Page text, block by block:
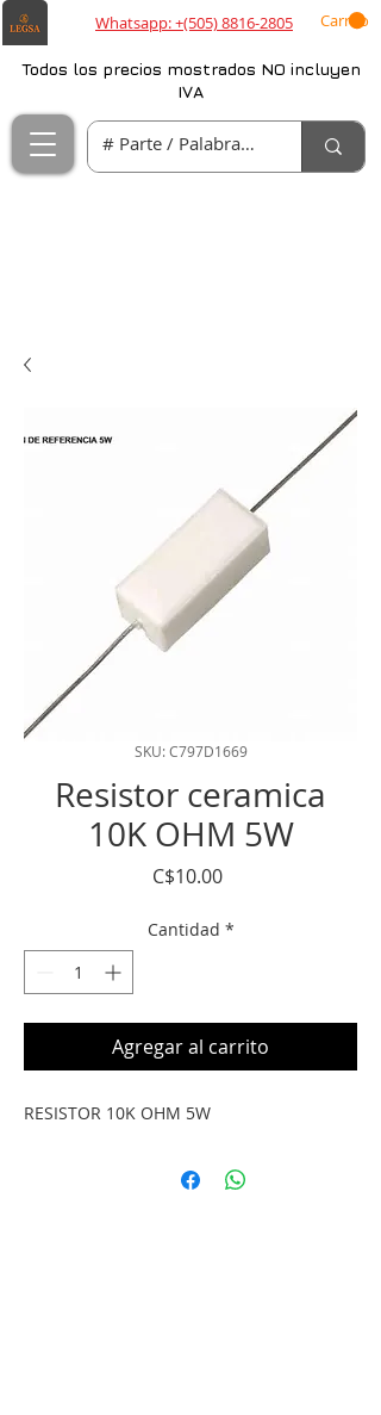
Whatsapp: +(505) 8816-2805 Carrito
Todos los precios mostrados NO incluyen
IVA
SKU: C797D1669
Resistor ceramica
10K OHM 5W
C$10.00Precio
Cantidad *
Agregar al carrito
RESISTOR 10K OHM 5W